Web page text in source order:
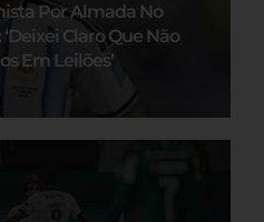
Por Almada No
Claro Que Não
Em Leilões’